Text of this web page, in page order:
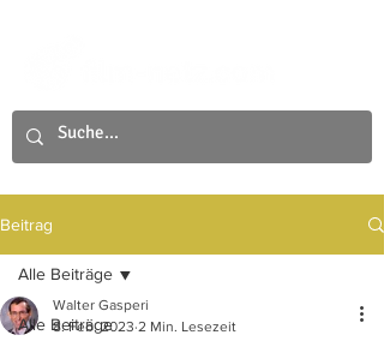
Beitrag
Alle Beiträge
Alle Beiträge
Walter Gasperi
8. Feb. 2023 2 Min. Lesezeit